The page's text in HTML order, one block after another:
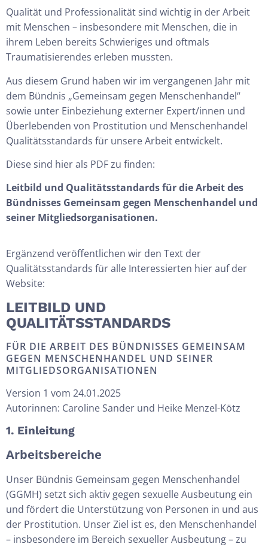
Qualität und Professionalität sind wichtig in der Arbeit
mit Menschen – insbesondere mit Menschen, die in
ihrem Leben bereits Schwieriges und oftmals
Traumatisierendes erleben mussten.
Aus diesem Grund haben wir im vergangenen Jahr mit
dem Bündnis „Gemeinsam gegen Menschenhandel“
sowie unter Einbeziehung externer Expert/innen und
Überlebenden von Prostitution und Menschenhandel
Qualitätsstandards für unsere Arbeit entwickelt.
Diese sind hier als PDF zu finden:
Leitbild und Qualitätsstandards für die Arbeit des
Bündnisses Gemeinsam gegen Menschenhandel und
seiner Mitgliedsorganisationen.
Ergänzend veröffentlichen wir den Text der
Qualitätsstandards für alle Interessierten hier auf der
Website:
LEITBILD UND
QUALITÄTSSTANDARDS
FÜR DIE ARBEIT DES BÜNDNISSES GEMEINSAM
GEGEN MENSCHENHANDEL UND SEINER
MITGLIEDSORGANISATIONEN
Version 1 vom 24.01.2025
Autorinnen: Caroline Sander und Heike Menzel-Kötz
1. Einleitung
Arbeitsbereiche
Unser Bündnis Gemeinsam gegen Menschenhandel
(GGMH) setzt sich aktiv gegen sexuelle Ausbeutung ein
und fördert die Unterstützung von Personen in und aus
der Prostitution. Unser Ziel ist es, den Menschenhandel
– insbesondere im Bereich sexueller Ausbeutung – zu